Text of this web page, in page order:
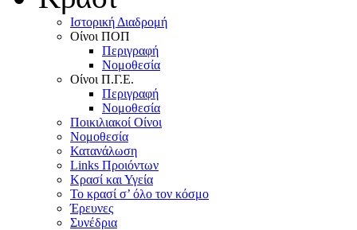
Iστορική Διαδρομή
Oίνοι ΠOΠ
Περιγραφή
Nομοθεσία
Oίνοι Π.Γ.E.
Περιγραφή
Νομοθεσία
Ποικιλιακοί Oίνοι
Nομοθεσία
Κατανάλωση
Links Προιόντων
Κρασί και Υγεία
To κρασί σ’ όλο τον κόσμο
Έρευνες
Συνέδρια